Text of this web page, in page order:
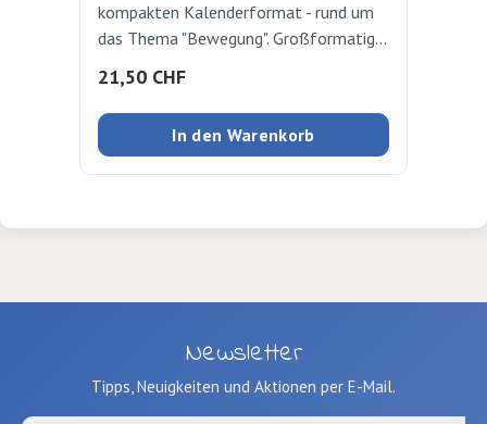
kompakten Kalenderformat - rund um
das Thema "Bewegung". Großformatige
einen einfachen Einsatz im Kita-Alltag:
Die Ideen erfordern keine langen
Vorbereitungszeiten, sind schnell zu
erfassen und umzusetzen. Ab 3 Jahren
Regulärer Preis:
21,50 CHF
In den Warenkorb
Newsletter
Tipps, Neuigkeiten und Aktionen per E-Mail.